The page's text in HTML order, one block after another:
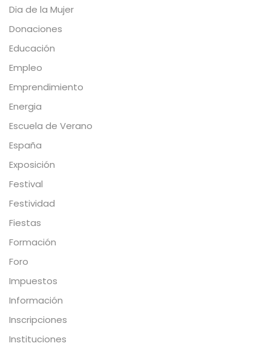
Dia de la Mujer
Donaciones
Educación
Empleo
Emprendimiento
Energia
Escuela de Verano
España
Exposición
Festival
Festividad
Fiestas
Formación
Foro
Impuestos
Información
Inscripciones
Instituciones